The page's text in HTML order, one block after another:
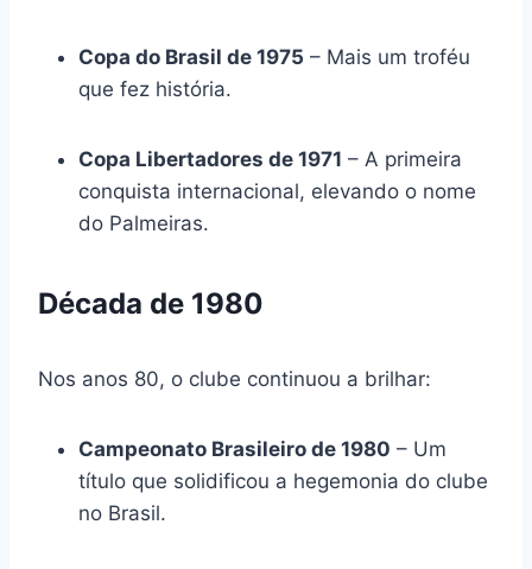
Copa do Brasil de 1975 – Mais um troféu
que fez história.
Copa Libertadores de 1971 – A primeira
conquista internacional, elevando o nome
do Palmeiras.
Década de 1980
Nos anos 80, o clube continuou a brilhar:
Campeonato Brasileiro de 1980 – Um
título que solidificou a hegemonia do clube
no Brasil.